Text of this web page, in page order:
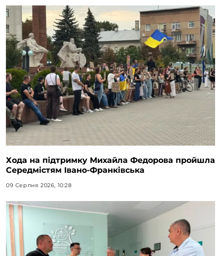
Хода на підтримку Михайла Федорова пройшла
Середмістям Івано-Франківська
09 Серпня 2026, 10:28